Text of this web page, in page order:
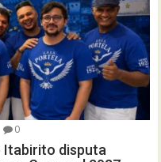
0
Itabirito disputa